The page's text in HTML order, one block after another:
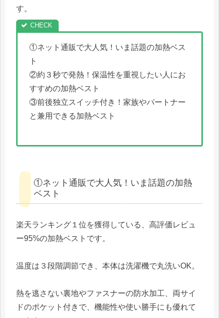
す。
①ネット通販で大人気！いま話題の加熱ベス
ト
②約３秒で発熱！保温性を重視したい人にお
すすめの加熱ベスト
③前後独立スイッチ付き！家族やパートナー
と兼用できる加熱ベスト
①ネット通販で大人気！いま話題の加熱
ベスト
楽天ランキング１位を獲得している、高評価レビュ
ー95%の加熱ベストです。
温度は３段階調節でき、本体は洗濯機で丸洗いOK。
熱を逃さない裏地やファスナーの防水加工、両サイ
ドのポケット付きで、機能性や使い勝手にも優れて